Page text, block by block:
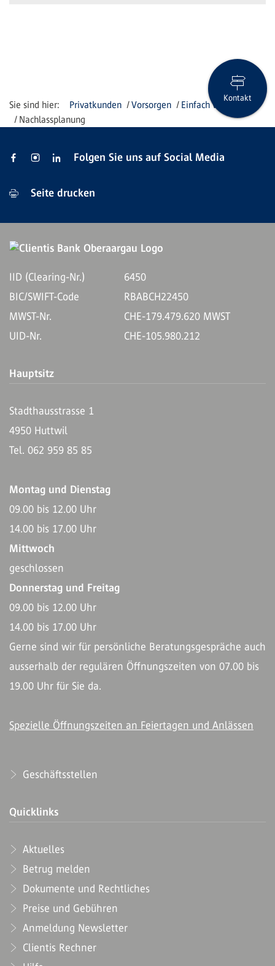
Privatkunden Vorsorgen
Einfach vorsorgen
Nachlassplanung
Kontakt
Folgen Sie uns auf Social Media
Seite drucken
IID (Clearing-Nr.)
6450
BIC/SWIFT-Code
RBABCH22450
MWST-Nr.
CHE-179.479.620 MWST
UID-Nr.
CHE-105.980.212
Hauptsitz
Stadthausstrasse 1
4950 Huttwil
Tel. 062 959 85 85
Montag und Dienstag
09.00 bis 12.00 Uhr
14.00 bis 17.00 Uhr
Mittwoch
geschlossen
Donnerstag und Freitag
09.00 bis 12.00 Uhr
14.00 bis 17.00 Uhr
Gerne sind wir für persönliche Beratungsgespräche auch
ausserhalb der regulären Öffnungszeiten von 07.00 bis
19.00 Uhr für Sie da.
Spezielle Öffnungszeiten an Feiertagen und Anlässen
Geschäftsstellen
Quicklinks
Aktuelles
Betrug melden
Dokumente und Rechtliches
Preise und Gebühren
Anmeldung Newsletter
Clientis Rechner